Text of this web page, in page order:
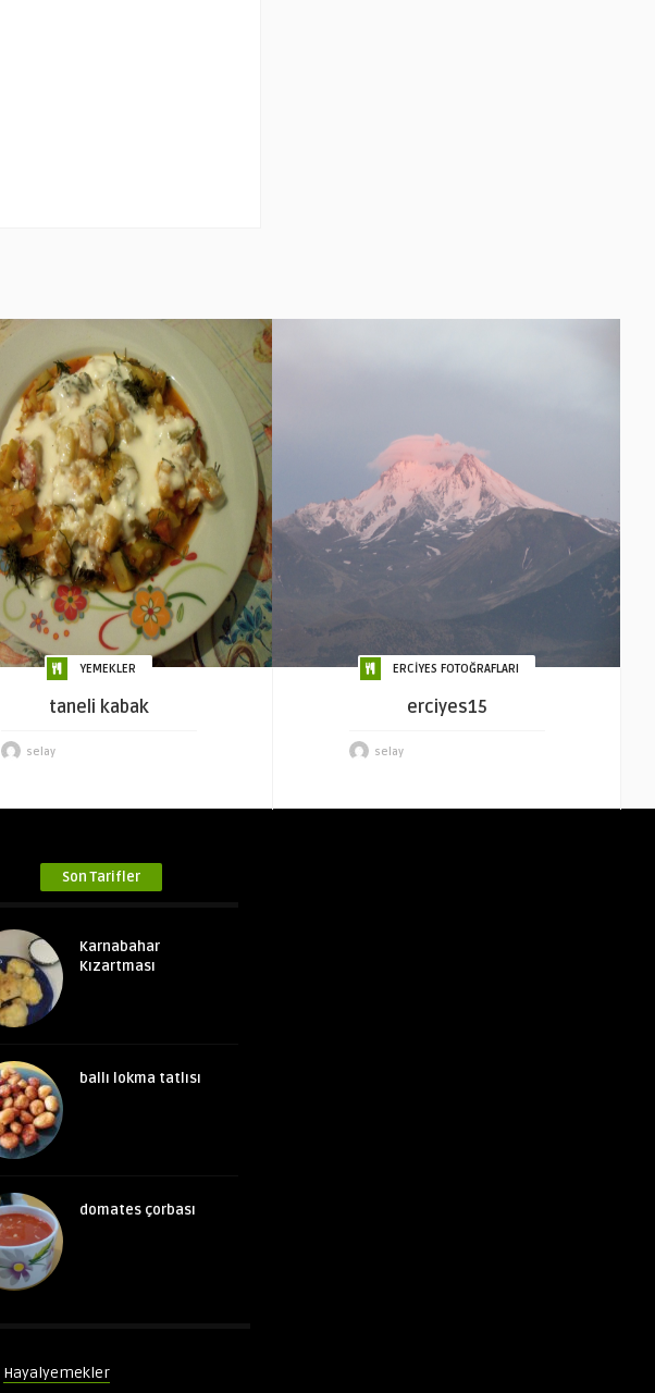
YEMEKLER
taneli kabak
selay
ERCİYES FOTOĞRAFLARI
erciyes15
selay
Son Tarifler
Karnabahar
Kızartması
ballı lokma tatlısı
domates çorbası
Hayalyemekler